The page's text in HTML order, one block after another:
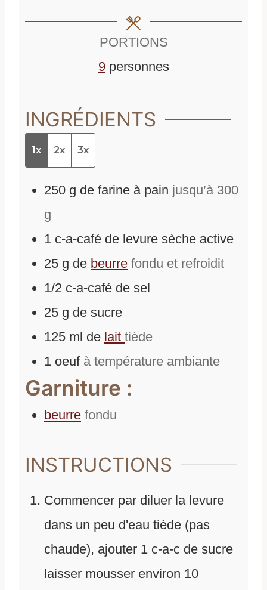
s
PORTIONS
9 personnes
INGRÉDIENTS
1x 2x 3x
250 g de farine à pain jusqu’à 300
g
1 c-a-café de levure sèche active
25 g de beurre fondu et refroidit
1/2 c-a-café de sel
25 g de sucre
125 ml de lait tiède
1 oeuf à température ambiante
Garniture :
beurre fondu
INSTRUCTIONS
Commencer par diluer la levure
dans un peu d'eau tiède (pas
chaude), ajouter 1 c-a-c de sucre
laisser mousser environ 10